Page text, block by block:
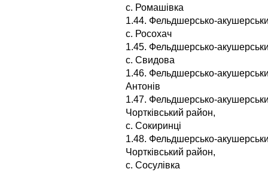
с. Ромашівка
1.44. Фельдшерсько-
с. Росохач
1.45. Фельдшерсько-
с. Свидова
1.46. Фельдшерсько-
Антонів
1.47. Фельдшерсько-
Чортківський район,
с. Сокиринці
1.48. Фельдшерсько-
Чортківський район,
с. Сосулівка